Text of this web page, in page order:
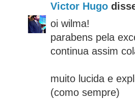
Victor Hugo
oi wilma!
parabens pela
continua assim
muito lucida e
(como sempre)